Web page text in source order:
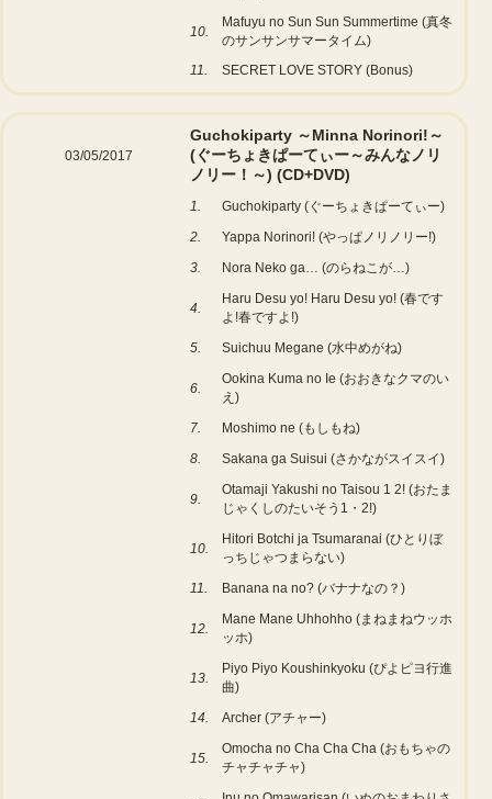
10.
Mafuyu no Sun Sun Summertime (真冬
のサンサンサマータイム)
11.
SECRET LOVE STORY (Bonus)
03/05/2017
Guchokiparty ～Minna Norinori!～
(ぐーちょきぱーてぃー～みんなノリ
ノリー！～) (CD+DVD)
1.
Guchokiparty (ぐーちょきぱーてぃー)
2.
Yappa Norinori! (やっぱノリノリー!)
3.
Nora Neko ga… (のらねこが…)
4.
Haru Desu yo! Haru Desu yo! (春です
よ!春ですよ!)
5.
Suichuu Megane (水中めがね)
6.
Ookina Kuma no Ie (おおきなクマのい
え)
7.
Moshimo ne (もしもね)
8.
Sakana ga Suisui (さかながスイスイ)
9.
Otamaji Yakushi no Taisou 1 2! (おたま
じゃくしのたいそう1・2!)
10.
Hitori Botchi ja Tsumaranai (ひとりぼ
っちじゃつまらない)
11.
Banana na no? (バナナなの？)
12.
Mane Mane Uhhohho (まねまねウッホ
ッホ)
13.
Piyo Piyo Koushinkyoku (ぴよピヨ行進
曲)
14.
Archer (アチャー)
15.
Omocha no Cha Cha Cha (おもちゃの
チャチャチャ)